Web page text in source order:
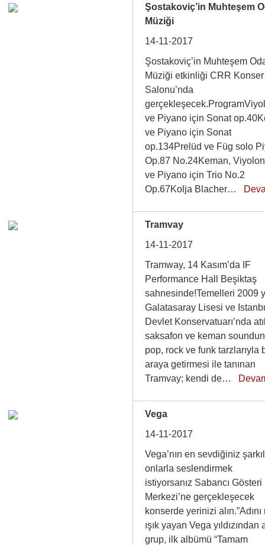
Şostakoviç’in Muhteşem
Müziği
14-11-2017
Şostakoviç’in Muhteşem
Müziği etkinliği CRR Konser
Salonu’nda
ve Piyano için Sonat
ve Piyano için Sonat
op.134Prelüd ve Füg solo
Op.87 No.24Keman,
ve Piyano için Trio No.2
Op.67Kolja Blacher…
Tramvay
14-11-2017
Tramway, 14 Kasım’da IF
Performance Hall Beşiktaş
sahnesinde!Temelleri 2009
Galatasaray Lisesi ve
Devlet Konservatuarı’nda
saksafon ve keman
pop, rock ve funk tarzlarıyla
araya getirmesi ile tanınan
Tramvay; kendi de…
Vega
14-11-2017
Vega’nın en sevdiğiniz
onlarla seslendirmek
istiyorsanız Sabancı Gösteri
Merkezi’ne gerçekleşecek
konserde yerinizi
ışık yayan Vega yıldızından
grup, ilk albümü “Tamam